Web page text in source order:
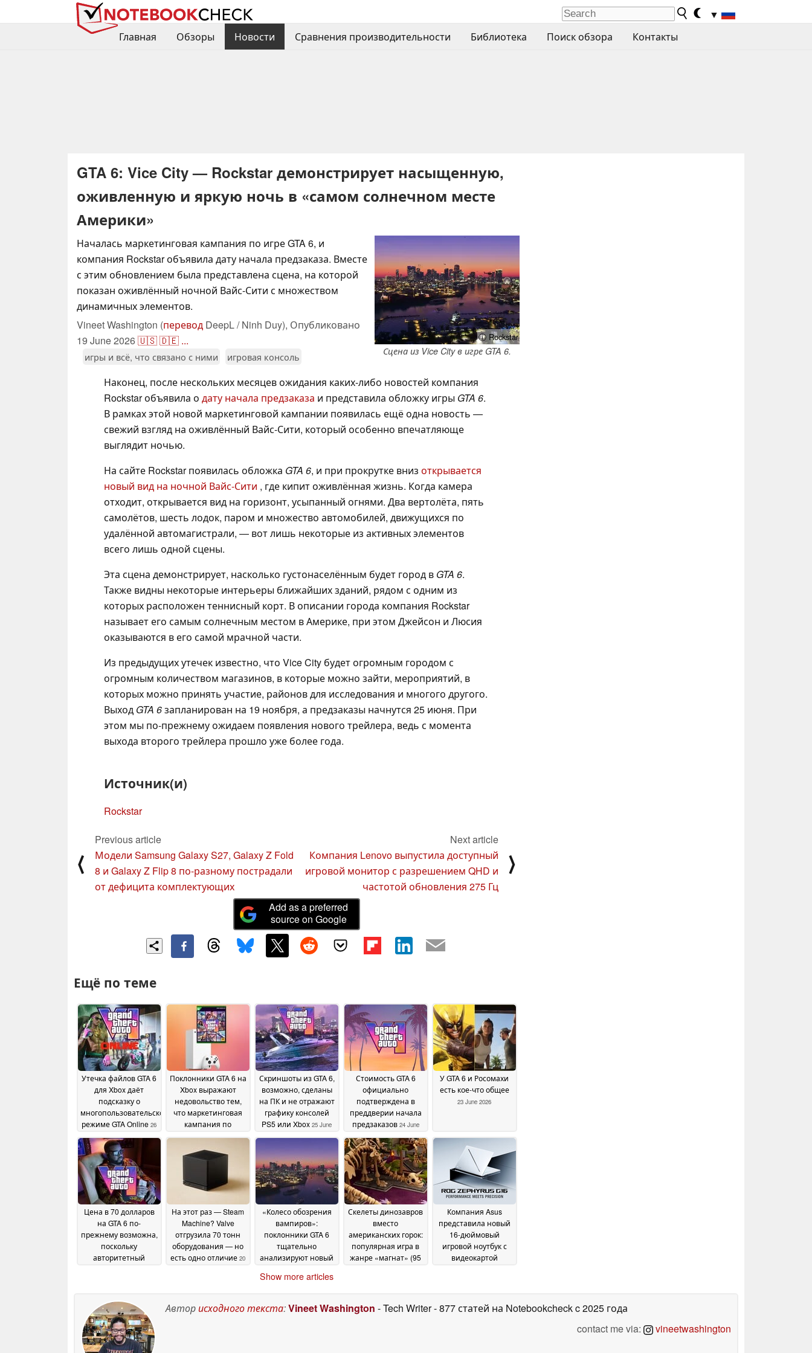
▼
Главная
Обзоры Новости Сравнения производительности Библиотека Поиск обзора Контакты
GTA 6: Vice City — Rockstar демонстрирует насыщенную,
оживленную и яркую ночь в «самом солнечном месте
Америки»
ⓘ Rockstar
Сцена из Vice City в игре GTA 6.
Началась маркетинговая кампания по игре GTA 6, и
компания Rockstar объявила дату начала предзаказа. Вместе
с этим обновлением была представлена сцена, на которой
показан оживлённый ночной Вайс-Сити с множеством
динамичных элементов.
Vineet Washington (перевод DeepL / Ninh Duy), Опубликовано
19 June 2026🇺🇸🇩🇪 ...
игры и всё, что связано с ними игровая консоль
Наконец, после нескольких месяцев ожидания каких-либо новостей компания
Rockstar объявила о дату начала предзаказа и представила обложку игры GTA 6.
В рамках этой новой маркетинговой кампании появилась ещё одна новость —
свежий взгляд на оживлённый Вайс-Сити, который особенно впечатляюще
выглядит ночью.
На сайте Rockstar появилась обложка GTA 6, и при прокрутке вниз открывается
новый вид на ночной Вайс-Сити , где кипит оживлённая жизнь. Когда камера
отходит, открывается вид на горизонт, усыпанный огнями. Два вертолёта, пять
самолётов, шесть лодок, паром и множество автомобилей, движущихся по
удалённой автомагистрали, — вот лишь некоторые из активных элементов
всего лишь одной сцены.
Эта сцена демонстрирует, насколько густонаселённым будет город в GTA 6.
Также видны некоторые интерьеры ближайших зданий, рядом с одним из
которых расположен теннисный корт. В описании города компания Rockstar
называет его самым солнечным местом в Америке, при этом Джейсон и Люсия
оказываются в его самой мрачной части.
Из предыдущих утечек известно, что Vice City будет огромным городом с
огромным количеством магазинов, в которые можно зайти, мероприятий, в
которых можно принять участие, районов для исследования и многого другого.
Выход GTA 6запланирован на 19 ноября, а предзаказы начнутся 25 июня. При
этом мы по-прежнему ожидаем появления нового трейлера, ведь с момента
выхода второго трейлера прошло уже более года.
Источник(и)
Rockstar
⟨
Previous article
Модели Samsung Galaxy S27, Galaxy Z Fold
8 и Galaxy Z Flip 8 по-разному пострадали
от дефицита комплектующих
Next article
Компания Lenovo выпустила доступный
игровой монитор с разрешением QHD и
частотой обновления 275 Гц
⟩
Add as a preferred
source on Google
Ещё по теме
Утечка файлов GTA 6
для Xbox даёт
подсказку о
многопользовательском
режиме GTA Online 26
June 2026
Поклонники GTA 6 на
Xbox выражают
недовольство тем,
что маркетинговая
кампания по
напоминает
эксклюзивную
кампанию для PS5
June 2026
Скриншоты из GTA 6,
возможно, сделаны
на ПК и не отражают
графику консолей
PS5 или Xbox 25 June
2026
Стоимость GTA 6
официально
подтверждена в
преддверии начала
предзаказов 24 June
2026
У GTA 6 и Росомахи
есть кое-что общее
23 June 2026
Цена в 70 долларов
на GTA 6 по-
прежнему возможна,
поскольку
авторитетный
долларов22 June 2026
На этот раз — Steam
Machine? Valve
отгрузила 70 тонн
оборудования — но
есть одно отличие 20
«Колесо обозрения
вампиров»:
поклонники GTA 6
тщательно
анализируют новый
внимание на одну
June 2026
Скелеты динозавров
вместо
американских горок:
популярная игра в
жанре «магнат» (95
течение
ограниченного
Компания Asus
представила новый
16-дюймовый
игровой ноутбук с
видеокартой
Show more articles
Авторисходного текста:Vineet Washington - Tech Writer- 877 статей на Notebookcheckc 2025 года
contact me via:
vineetwashington